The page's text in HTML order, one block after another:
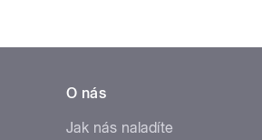
O nás
Jak nás naladíte